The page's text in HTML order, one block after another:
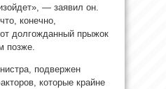
— заявил он.
конечно,
долгожданный прыжок
позже.
подвержен
которые крайне